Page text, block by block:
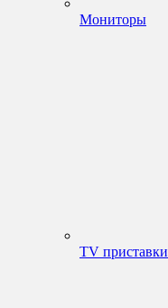
Мониторы
TV приставки